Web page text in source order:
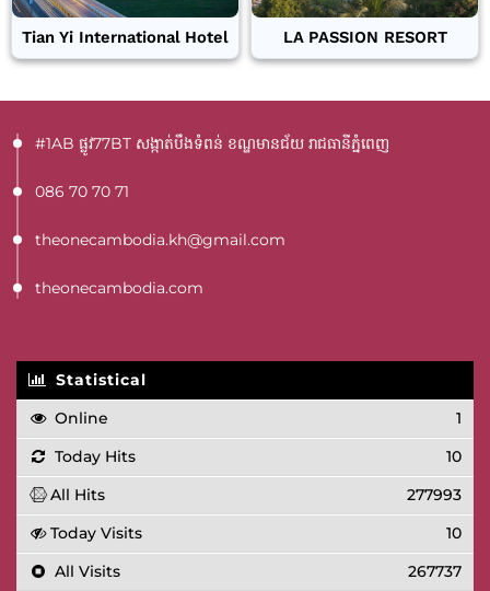
Tian Yi International Hotel LA PASSION RESORT
#1AB ផ្លូវ77BT​ សង្កាត់បឹងទំពន់ ខណ្ឌមានជ័យ រាជធានីភ្នំពេញ
086 70 70 71
theonecambodia.kh@gmail.com
theonecambodia.com
Statistical
Online
1
Today Hits
10
All Hits
277993
Today Visits
10
All Visits
267737